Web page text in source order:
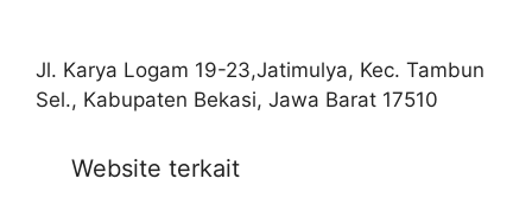
Jl. Karya Logam 19-23,Jatimulya, Kec. Tambun
Sel., Kabupaten Bekasi, Jawa Barat 17510
Website terkait